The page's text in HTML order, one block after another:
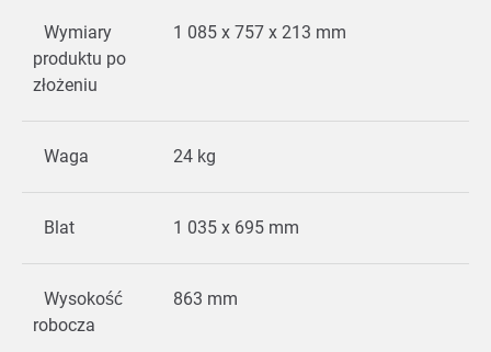
Wymiary
produktu po
złożeniu
1 085 x 757 x 213 mm
Waga 24 kg
Blat 1 035 x 695 mm
Wysokość
robocza
863 mm